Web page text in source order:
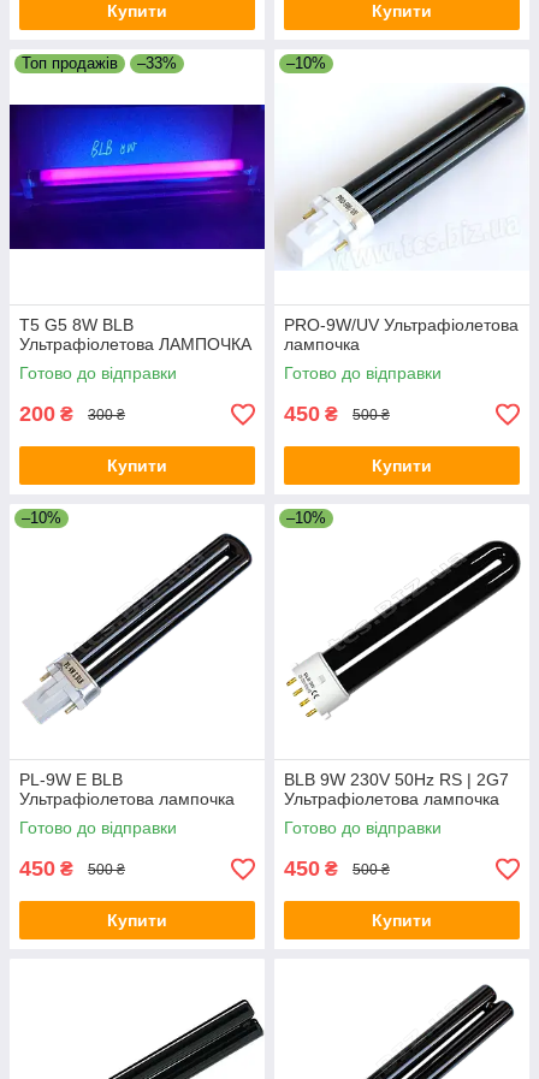
Купити Купити
Топ продажів –33%
T5 G5 8W BLB
Ультрафіолетова ЛАМПОЧКА
Готово до відправки
200 ₴ 300 ₴
Купити
–10%
PRO-9W/UV Ультрафіолетова
лампочка
Готово до відправки
450 ₴ 500 ₴
Купити
–10%
PL-9W E BLB
Ультрафіолетова лампочка
Готово до відправки
450 ₴ 500 ₴
Купити
–10%
BLB 9W 230V 50Hz RS | 2G7
Ультрафіолетова лампочка
Готово до відправки
450 ₴ 500 ₴
Купити